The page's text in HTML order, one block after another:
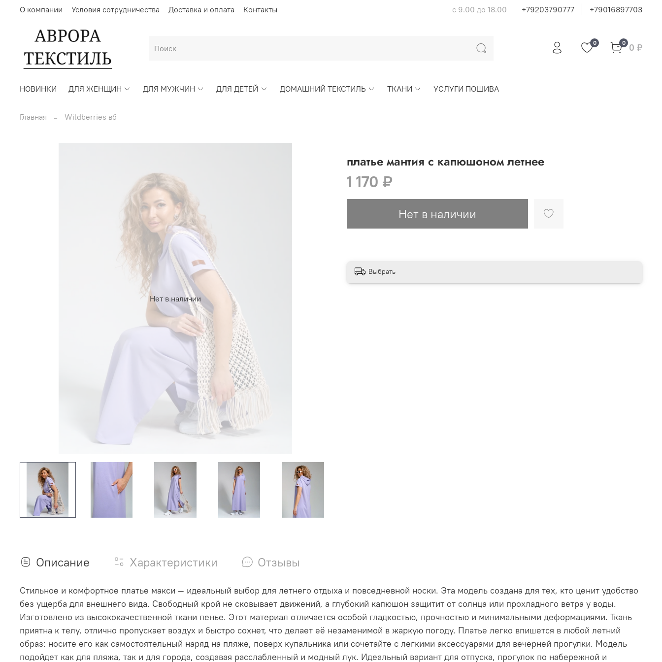
О компании Условия сотрудничества Доставка и оплата Контакты с 9.00 до 18.00 +79203790777 +79016897703
0 0 0 ₽
НОВИНКИ ДЛЯ ЖЕНЩИН ДЛЯ МУЖЧИН ДЛЯ ДЕТЕЙ ДОМАШНИЙ ТЕКСТИЛЬ ТКАНИ УСЛУГИ ПОШИВА
Главная Wildberries вб
Нет в наличии
платье мантия с капюшоном летнее
1 170 ₽
Нет в наличии
Выбрать
Описание Характеристики Отзывы
Стильное и комфортное платье макси — идеальный выбор для летнего отдыха и повседневной носки. Эта модель создана для тех, кто ценит удобство
без ущерба для внешнего вида. Свободный крой не сковывает движений, а глубокий капюшон защитит от солнца или прохладного ветра у воды.
Изготовлено из высококачественной ткани пенье. Этот материал отличается особой гладкостью, прочностью и минимальными деформациями. Ткань
приятна к телу, отлично пропускает воздух и быстро сохнет, что делает её незаменимой в жаркую погоду. Платье легко впишется в любой летний
образ: носите его как самостоятельный наряд на пляже, поверх купальника или сочетайте с легкими аксессуарами для вечерней прогулки. Модель
подойдет как для пляжа, так и для города, создавая расслабленный и модный лук. Идеальный вариант для отпуска, прогулок по набережной и